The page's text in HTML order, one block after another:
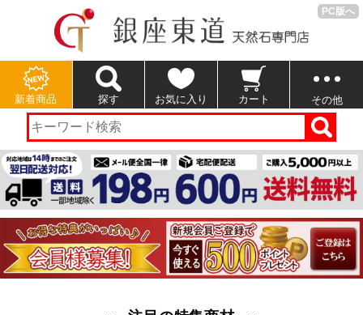
PC版へ
新着商品 探す お気に入り カート その他